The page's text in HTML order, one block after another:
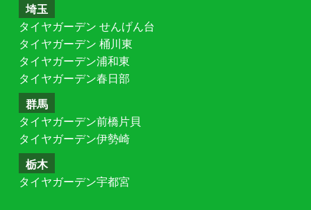
埼玉
タイヤガーデン せんげん台
タイヤガーデン 桶川東
タイヤガーデン浦和東
タイヤガーデン春日部
群馬
タイヤガーデン前橋片貝
タイヤガーデン伊勢崎
栃木
タイヤガーデン宇都宮